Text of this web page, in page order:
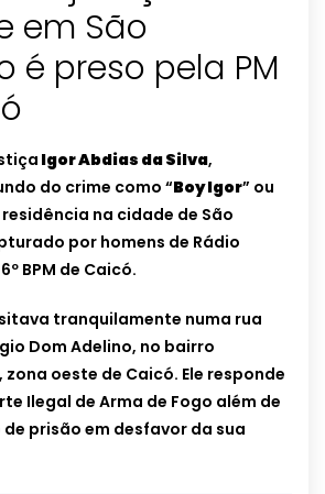
em São
é preso pela PM
Igor Abdias da Silva,
do crime como “Boy Igor” ou
na cidade de São
por homens de Rádio
BPM de Caicó.
tranquilamente numa rua
Dom Adelino, no bairro
oeste de Caicó. Ele responde
Ilegal de Arma de Fogo além de
prisão em desfavor da sua